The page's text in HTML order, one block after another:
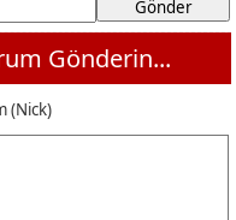
Gönderin...
(Nick)